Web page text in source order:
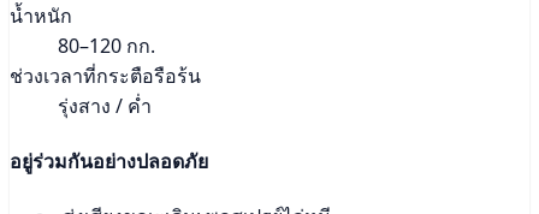
น้ำหนัก
80–120 กก.
ช่วงเวลาที่กระตือรือร้น
รุ่งสาง / ค่ำ
อยู่ร่วมกันอย่างปลอดภัย